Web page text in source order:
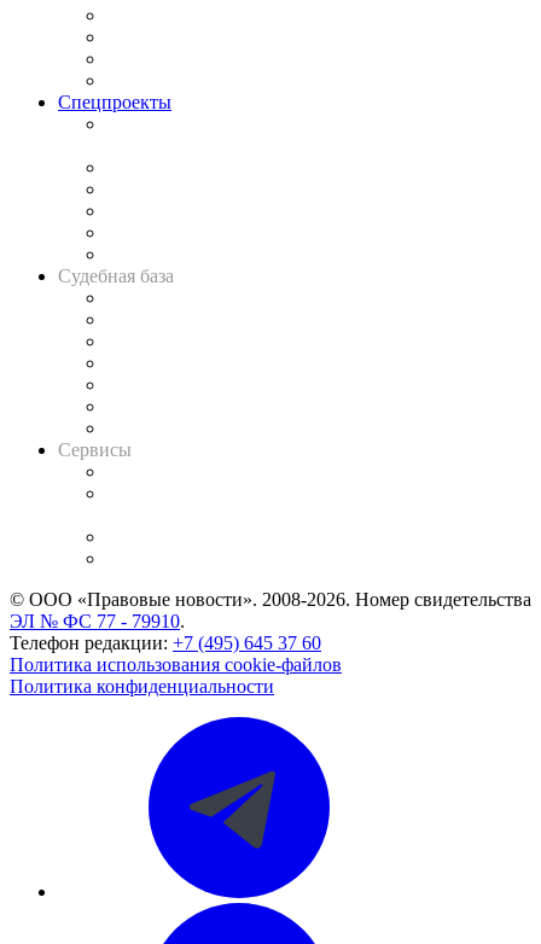
Спецпроекты
Судебная база
Сервисы
© ООО «Правовые новости». 2008-2026. Номер свидетельства
ЭЛ № ФС 77 - 79910.
Телефон редакции: +7 (495) 645 37 60
Политика использования cookie-файлов
Политика конфиденциальности